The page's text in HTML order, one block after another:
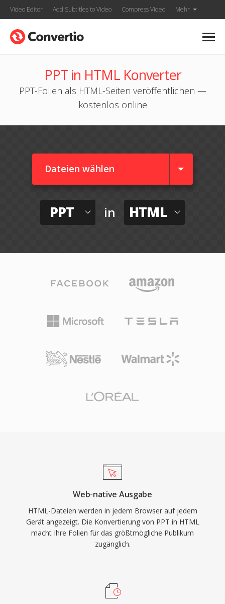
Video Editor Add Subtitles to Video Compress Video Mehr
PPT in HTML Konverter
PPT-Folien als HTML-Seiten veröffentlichen —
kostenlos online
Dateien wählen
PPT in HTML
Web-native Ausgabe
HTML-Dateien werden in jedem Browser auf jedem
Gerät angezeigt. Die Konvertierung von PPT in HTML
macht Ihre Folien für das größtmögliche Publikum
zugänglich.